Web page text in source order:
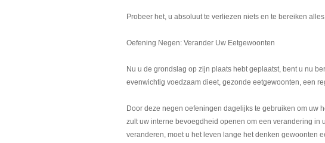
Probeer het, u absoluut te verliezen niets en te bereiken
Oefening Negen: Verander Uw Eetgewoonten
Nu u de grondslag op zijn plaats hebt geplaatst, bent u nu
evenwichtig voedzaam dieet, gezonde eetgewoonten, een
Door deze negen oefeningen dagelijks te gebruiken om uw
zult uw interne bevoegdheid openen om een verandering
veranderen, moet u het leven lange het denken gewoonten